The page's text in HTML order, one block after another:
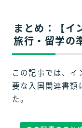
まとめ：【イ
旅行・留学の
この記事では、イ
要な入国関連書類
た。